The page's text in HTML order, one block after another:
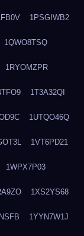
1PSGIWB2
1QWO8TSQ
1RYOMZPR
1T3A32QI
1UTQO46Q
1VT6PD21
1WPX7P03
1XS2YS68
1YYN7W1J